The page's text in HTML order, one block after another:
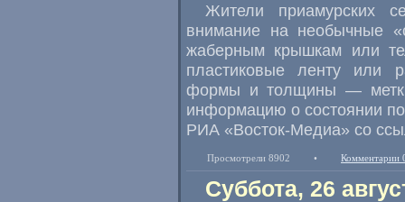
Жители приамурских
внимание на необычные
жаберным крышкам или
пластиковые ленту или
формы и толщины —
информацию о состоянии
РИА «Восток-Медиа» со
Просмотрели 8902 • Комментарии
Суббота, 26